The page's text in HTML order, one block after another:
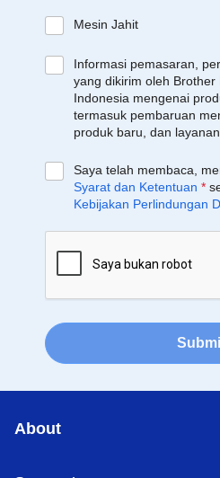
Mesin Jahit
Informasi pemasaran,
yang dikirim oleh Brother
Indonesia mengenai
termasuk pembaruan
produk baru, dan
Saya telah membaca,
Syarat dan Ketentuan *
Kebijakan Perlindungan
About